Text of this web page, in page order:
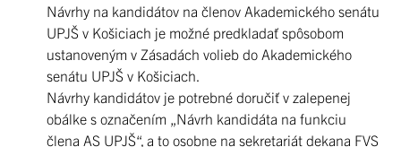
Návrhy na kandidátov na členov Akademického senátu
UPJŠ v Košiciach je možné predkladať spôsobom
ustanoveným v Zásadách volieb do Akademického
senátu UPJŠ v Košiciach.
Návrhy kandidátov je potrebné doručiť v zalepenej
obálke s označením „Návrh kandidáta na funkciu
člena AS UPJŠ“, a to osobne na sekretariát dekana FVS